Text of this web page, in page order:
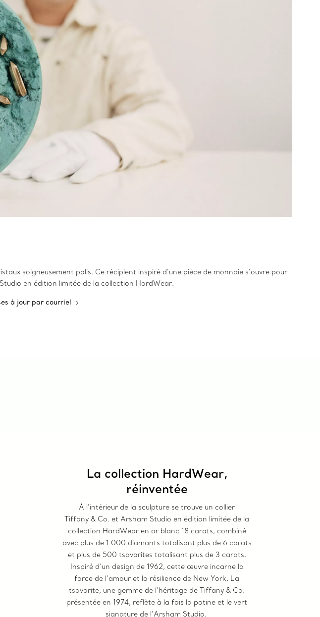
soigneusement polis. Ce récipient inspiré d’une pièce de monnaie s’ouvre pour
en édition limitée de la collection HardWear.
à jour par courriel
La collection HardWear,
réinventée
À l’intérieur de la sculpture se trouve un collier
Tiffany & Co. et Arsham Studio en édition limitée de la
collection HardWear en or blanc 18 carats, combiné
avec plus de 1 000 diamants totalisant plus de 6 carats
et plus de 500 tsavorites totalisant plus de 3 carats.
Inspiré d’un design de 1962, cette œuvre incarne la
force de l’amour et la résilience de New York. La
tsavorite, une gemme de l’héritage de Tiffany & Co.
présentée en 1974, reflète à la fois la patine et le vert
signature de l’Arsham Studio.